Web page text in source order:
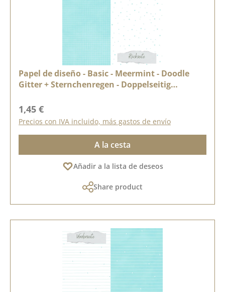
Papel de diseño - Basic - Meermint - Doodle
Gitter + Sternchenregen - Doppelseitig
Precio normal:
1,45 €
Precios con IVA incluido, más gastos de envío
A la cesta
Añadir a la lista de deseos
Share product